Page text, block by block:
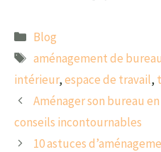
Catégories
Blog
Étiquettes
aménagement de
intérieur,espace de travail,
Aménager son bureau
conseils incontournables
10 astuces